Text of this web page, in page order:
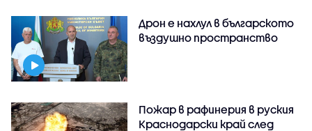
Дрон е нахлул в българското
въздушно пространство
Пожар в рафинерия в руския
Краснодарски край след